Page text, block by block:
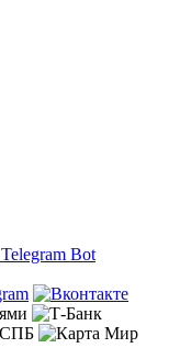
Telegram Bot